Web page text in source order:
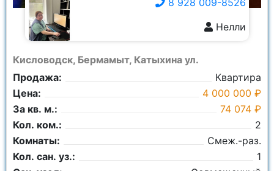
Кисловодск, Бермамыт, Катыхина ул.
Продажа:
Квартира
Цена:
4 000 000 ₽
За кв. м.:
74 074 ₽
Кол. ком.:
2
Комнаты:
Смеж.-раз.
Кол. сан. уз.:
1
8 928 009-8526
Нелли